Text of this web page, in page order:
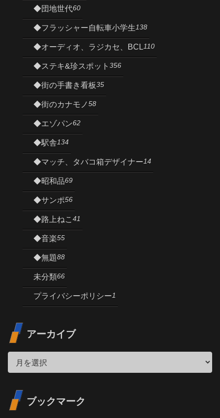
◆団地世代60
◆フラッシャー自転車小学生138
◆オーディオ、ラジカセ、BCL110
◆ステキ&珍スポット 356
◆街の手書き看板35
◆街のカナモノ58
◆エゾパン62
◆駅舎134
◆マッチ、タバコ箱デザイナー14
◆昭和品69
◆サンポ56
◆路上ねこ 41
◆音楽55
◆無題88
未分類66
プライバシーポリシー1
アーカイブ
ブックマーク